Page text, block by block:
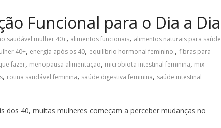
Funcional para o Dia a Dia
saudável mulher 40+, alimentos funcionais, alimentos naturais para saúde
40+, energia após os 40, equilíbrio hormonal feminino., fibras para
fazer, menopausa alimentação, microbiota intestinal feminina, mix
, rotina saudável feminina, saúde digestiva feminina, saúde intestinal
dos 40, muitas mulheres começam a perceber mudanças no